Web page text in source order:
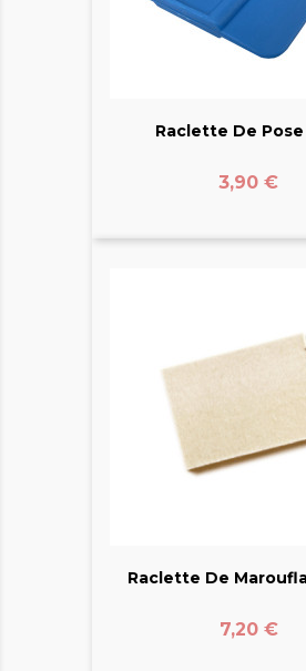
Raclette De Pose
Prix
3,90 €
Raclette De
Prix
7,20 €